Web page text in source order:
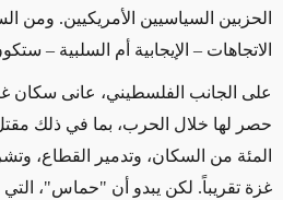
الحزبين السياسيين الأمريكيين. ومن
الاتجاهات – الإيجابية أم السلبية – ستكون
على الجانب الفلسطيني، عانى سكان
المئة من السكان، وتدمير القطاع،
غزة تقريباً. لكن يبدو أن "حماس"، التي